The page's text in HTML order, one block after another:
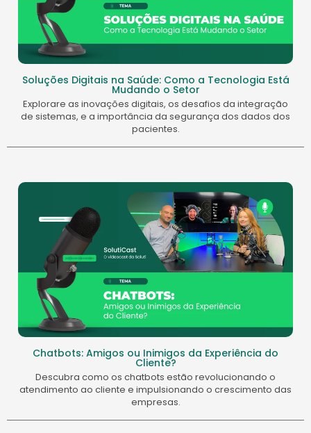
Soluções Digitais na Saúde: Como a Tecnologia Está
Mudando o Setor
Explorare as inovações digitais, os desafios da integração
de sistemas, e a importância da segurança dos dados dos
pacientes.
Chatbots: Amigos ou Inimigos da Experiência do
Cliente?
Descubra como os chatbots estão revolucionando o
atendimento ao cliente e impulsionando o crescimento das
empresas.